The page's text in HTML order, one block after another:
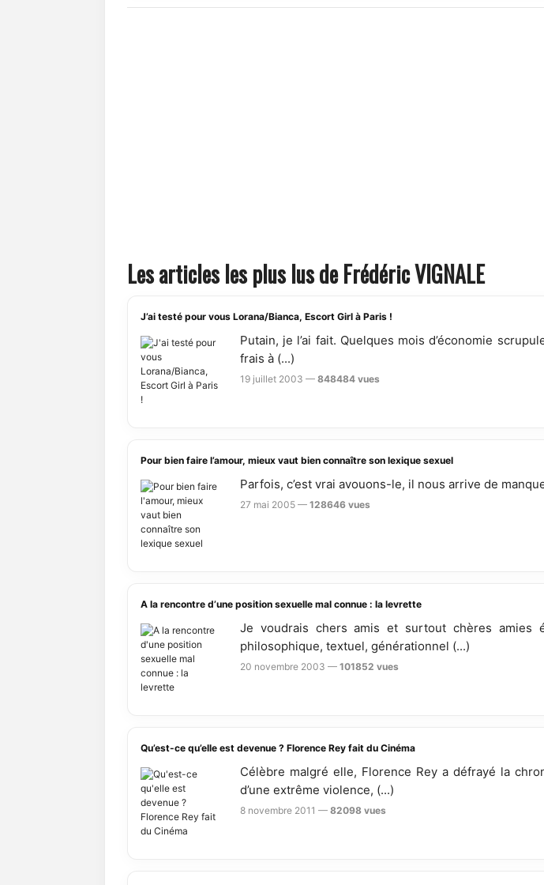
Les articles les plus lus de Frédéric VIGNALE
J’ai testé pour vous Lorana/Bianca, Escort Girl à Paris !
Putain, je l’ai fait. Quelques mois d’économie
frais à (...)
19 juillet 2003 — 848484 vues
Pour bien faire l’amour, mieux vaut bien connaître son lexique sexuel
Parfois, c’est vrai avouons-le, il nous arrive de
27 mai 2005 — 128646 vues
A la rencontre d’une position sexuelle mal connue : la levrette
Je voudrais chers amis et surtout chères amies
philosophique, textuel, générationnel (...)
20 novembre 2003 — 101852 vues
Qu’est-ce qu’elle est devenue ? Florence Rey fait du Cinéma
Célèbre malgré elle, Florence Rey a défrayé la
d’une extrême violence, (...)
8 novembre 2011 — 82098 vues